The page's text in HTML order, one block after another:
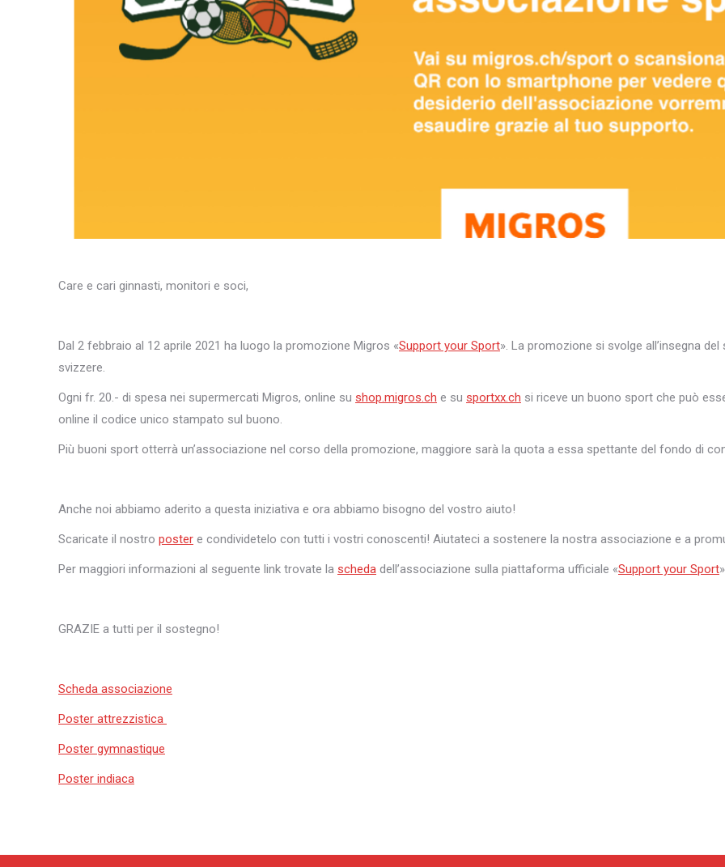
Care e cari ginnasti, monitori e soci,
Dal 2 febbraio al 12 aprile 2021 ha luogo la promozione Migros «Support your Sport». La promozione si svolge all’insegna
svizzere.
Ogni fr. 20.- di spesa nei supermercati Migros, online su shop.migros.ch e su sportxx.ch si riceve un buono sport che può
online il codice unico stampato sul buono.
Più buoni sport otterrà un’associazione nel corso della promozione, maggiore sarà la quota a essa spettante del fondo di
Anche noi abbiamo aderito a questa iniziativa e ora abbiamo bisogno del vostro aiuto!
Scaricate il nostro poster e condividetelo con tutti i vostri conoscenti! Aiutateci a sostenere la nostra associazione e a
Per maggiori informazioni al seguente link trovate la scheda dell’associazione sulla piattaforma ufficiale «Support your Sport
GRAZIE a tutti per il sostegno!
Scheda associazione
Poster attrezzistica
Poster gymnastique
Poster indiaca